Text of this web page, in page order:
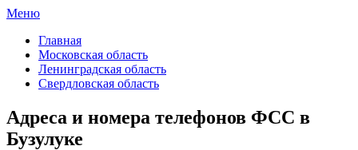
Меню
Главная
Московская область
Ленинградская область
Свердловская область
Адреса и номера телефонов ФСС в
Бузулуке